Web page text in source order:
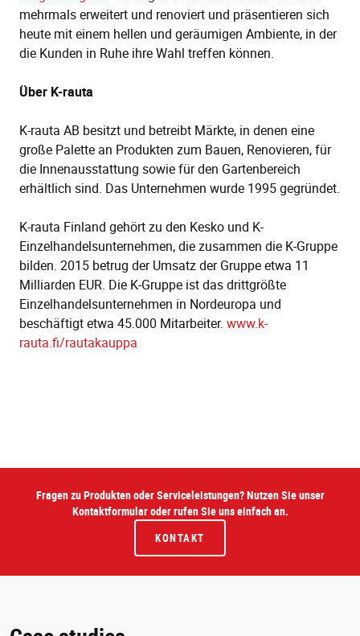
mehrmals erweitert und renoviert und präsentieren sich
heute mit einem hellen und geräumigen Ambiente, in der
die Kunden in Ruhe ihre Wahl treffen können.
Über K-rauta
K-rauta AB besitzt und betreibt Märkte, in denen eine
große Palette an Produkten zum Bauen, Renovieren, für
die Innenausstattung sowie für den Gartenbereich
erhältlich sind. Das Unternehmen wurde 1995 gegründet.
K-rauta Finland gehört zu den Kesko und K-
Einzelhandelsunternehmen, die zusammen die K-Gruppe
bilden. 2015 betrug der Umsatz der Gruppe etwa 11
Milliarden EUR. Die K-Gruppe ist das drittgrößte
Einzelhandelsunternehmen in Nordeuropa und
beschäftigt etwa 45.000 Mitarbeiter. www.k-
rauta.fi/rautakauppa
Fragen zu Produkten oder Serviceleistungen? Nutzen Sie unser
Kontaktformular oder rufen Sie uns einfach an.
KONTAKT